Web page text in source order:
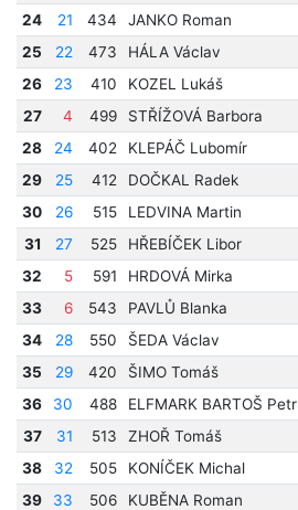
24
21 434 JANKO Roman
25
22 473 HÁLA Václav
26
23 410 KOZEL Lukáš
27
4 499 STŘÍŽOVÁ Barbora
28
24 402 KLEPÁČ Lubomír
29
25 412 DOČKAL Radek
30
26 515 LEDVINA Martin
31
27 525 HŘEBÍČEK Libor
32
5 591 HRDOVÁ Mirka
33
6 543 PAVLŮ Blanka
34
28 550 ŠEDA Václav
35
29 420 ŠIMO Tomáš
36
30 488 ELFMARK BARTOŠ Petr
37
31 513 ZHOŘ Tomáš
38
32 505 KONÍČEK Michal
39
33 506 KUBĚNA Roman